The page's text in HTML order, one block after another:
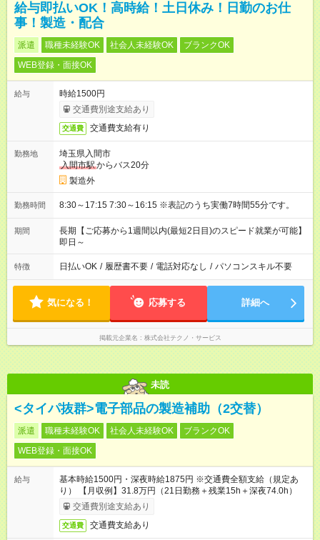
給与即払いOK！高時給！土日休み！日勤のお仕
事！製造・配合
派遣 職種未経験OK 社会人未経験OK
ブランクOK
WEB登録・面接OK
給与
時給1500円
交通費別途支給あり
交通費 交通費支給有り
勤務地
埼玉県入間市
入間市駅からバス20分
製造外
勤務時間 8:30～17:15 7:30～16:15 ※表記のうち実働7時間55分です。
期間
長期【ご応募から1週間以内(最短2日目)のスピード就業が可能】
即日～
特徴 日払いOK / 履歴書不要 / 電話対応なし / パソコンスキル不要
気になる！ 応募する 詳細へ
掲載元企業名 株式会社テクノ・サービス
未読
<タイパ抜群>電子部品の製造補助（2交替）
派遣 職種未経験OK 社会人未経験OK
ブランクOK
WEB登録・面接OK
給与
基本時給1500円・深夜時給1875円 ※交通費全額支給（規定あ
り） 【月収例】31.8万円（21日勤務＋残業15h＋深夜74.0h）
交通費別途支給あり
交通費 交通費支給あり